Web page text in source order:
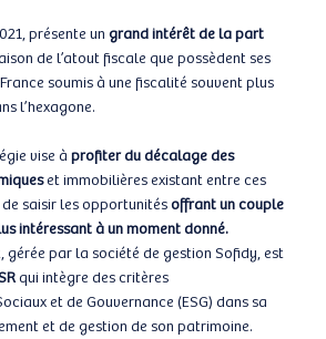
présente ungrand intérêt de la part
de l’atout fiscale que possèdent ses
soumis à une fiscalité souvent plus
l’hexagone.
vise àprofiter du décalage des
et immobilières existant entre ces
saisir les opportunitésoffrant un couple
intéressant à un moment donné.
gérée par la société de gestion Sofidy, est
qui intègre des critères
et de Gouvernance (ESG) dans sa
et de gestion de son patrimoine.